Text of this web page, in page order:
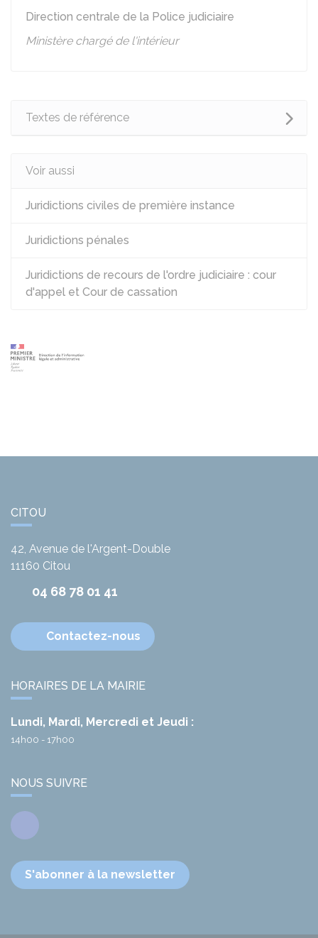
Direction centrale de la Police judiciaire
Ministère chargé de l'intérieur
Textes de référence
Voir aussi
Juridictions civiles de première instance
Juridictions pénales
Juridictions de recours de l'ordre judiciaire : cour
d'appel et Cour de cassation
CITOU
42, Avenue de l'Argent-Double
11160 Citou
04 68 78 01 41
Contactez-nous
HORAIRES DE LA MAIRIE
Lundi, Mardi, Mercredi et Jeudi :
14h00 - 17h00
NOUS SUIVRE
Facebook
S'abonner à la newsletter